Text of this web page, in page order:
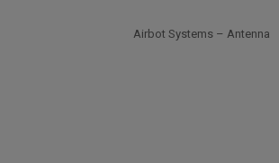
Airbot Systems – Antenna